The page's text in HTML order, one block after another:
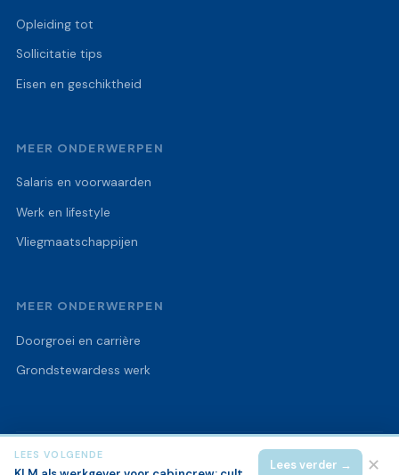
Opleiding tot
Sollicitatie tips
Eisen en geschiktheid
MEER ONDERWERPEN
Salaris en voorwaarden
Werk en lifestyle
Vliegmaatschappijen
MEER ONDERWERPEN
Doorgroei en carrière
Grondstewardess werk
© 2026 Flight Attendant College Alle rechten voorbehouden.
LEES VOLGENDE
Lees verder → ✕